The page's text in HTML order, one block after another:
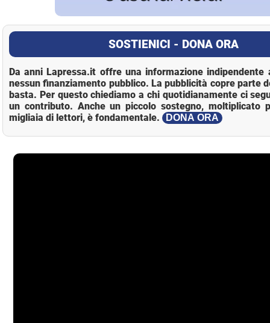
SOSTIENICI - DONA ORA
Da anni Lapressa.it offre una informazione indipendente
nessun finanziamento pubblico. La pubblicità copre parte
basta. Per questo chiediamo a chi quotidianamente ci
un contributo. Anche un piccolo sostegno, moltiplicato
migliaia di lettori, è fondamentale.
DONA ORA